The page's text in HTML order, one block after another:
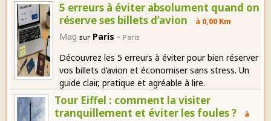
5 erreurs à éviter absolument quand on
réserve ses billets d’avion
à 0,00 Km
Mag sur Paris - Paris
Découvrez les 5 erreurs à éviter pour bien réserver
vos billets d’avion et économiser sans stress. Un
guide clair, pratique et agréable à lire.
Tour Eiffel : comment la visiter
tranquillement et éviter les foules ?
à